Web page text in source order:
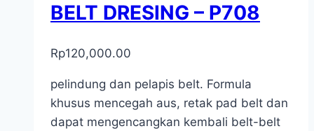
BELT DRESING – P708
Rp120,000.00
pelindung dan pelapis belt. Formula
khusus mencegah aus, retak pad belt dan
dapat mengencangkan kembali belt-belt